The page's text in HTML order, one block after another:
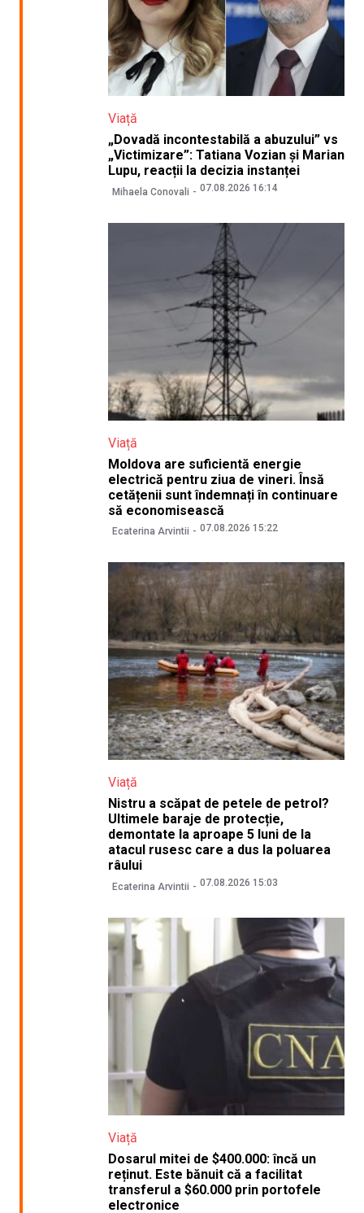
Viață
„Dovadă incontestabilă a abuzului” vs
„Victimizare”: Tatiana Vozian și Marian
Lupu, reacții la decizia instanței
Mihaela Conovali 07.08.2026 16:14
Viață
Moldova are suficientă energie
electrică pentru ziua de vineri. Însă
cetățenii sunt îndemnați în continuare
să economisească
Ecaterina Arvintii 07.08.2026 15:22
Viață
Nistru a scăpat de petele de petrol?
Ultimele baraje de protecție,
demontate la aproape 5 luni de la
atacul rusesc care a dus la poluarea
râului
Ecaterina Arvintii 07.08.2026 15:03
Viață
Dosarul mitei de $400.000: încă un
reținut. Este bănuit că a facilitat
transferul a $60.000 prin portofele
electronice